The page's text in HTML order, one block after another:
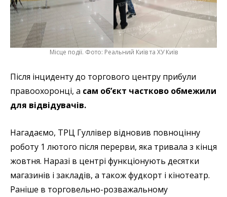
Місце події. Фото: Реальний Київ та ХУ Київ
Після інциденту до торгового центру прибули
правоохоронці, а сам об’єкт частково обмежили
для відвідувачів.
Нагадаємо, ТРЦ Гуллівер відновив повноцінну
роботу 1 лютого після перерви, яка тривала з кінця
жовтня. Наразі в центрі функціонують десятки
магазинів і закладів, а також фудкорт і кінотеатр.
Раніше в торговельно-розважальному